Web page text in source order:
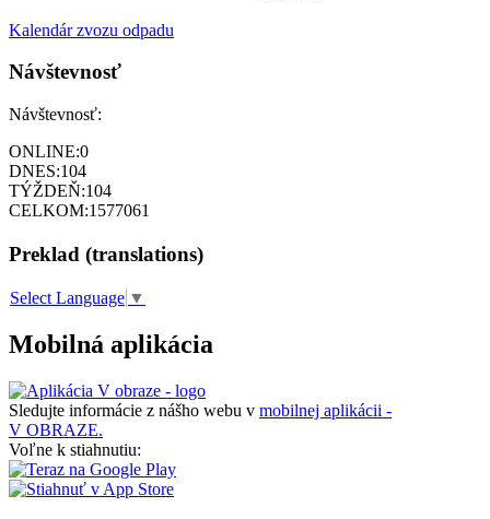
Kalendár zvozu odpadu
Návštevnosť
Návštevnosť:
ONLINE:0
DNES:104
TÝŽDEŇ:104
CELKOM:1577061
Preklad (translations)
Select Language ▼
Mobilná aplikácia
Sledujte informácie z nášho webu v mobilnej aplikácii -
V OBRAZE.
Voľne k stiahnutiu: